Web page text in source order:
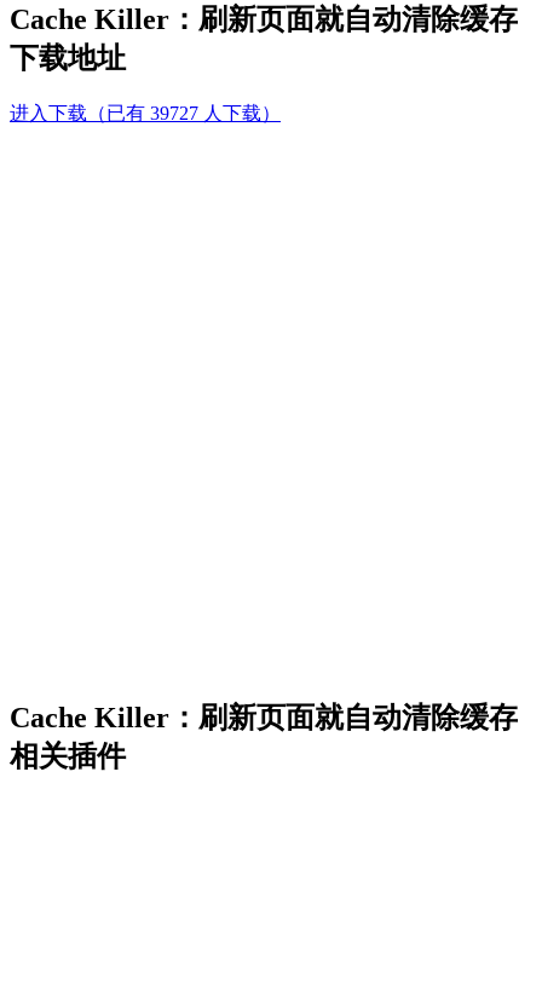
Cache Killer：刷新页面就自动清除缓存
下载地址
进入下载（已有 39727 人下载）
Cache Killer：刷新页面就自动清除缓存
相关插件